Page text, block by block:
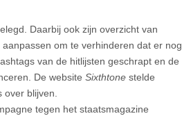
Daarbij ook zijn overzicht van
om te verhinderen dat er nog
van de hitlijsten geschrapt en de
De website Sixthtone stelde
over blijven.
tegen het staatsmagazine